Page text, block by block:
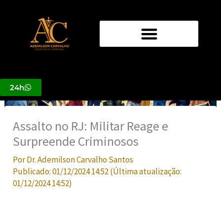
conteúdo
24h
Assalto no RJ: Militar Reage e
Surpreende Criminosos
PorDr. Ademilson Carvalho Santos
Publicado:01/12/2024 14:52(Última atualização:
01/12/2024 14:52)